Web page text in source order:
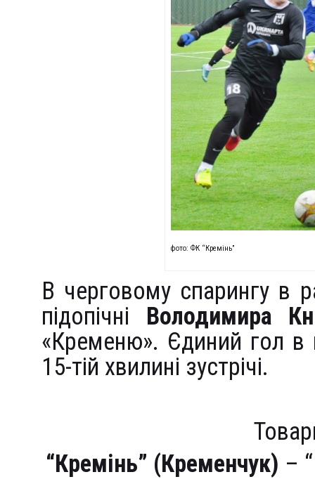
фото: ФК “Кремінь”
В черговому спарингу в
підопічні Володимира
«Кременю». Єдиний гол в
15-тій хвилині зустрічі.
“Кремінь” (Кременчук) –